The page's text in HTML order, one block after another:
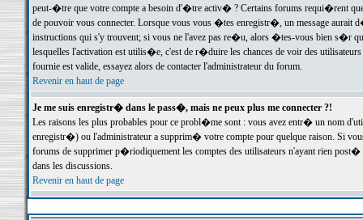
peut-�tre que votre compte a besoin d'�tre activ� ? Certains forums requi�rent
de pouvoir vous connecter. Lorsque vous vous �tes enregistr�, un message aurait
instructions qui s'y trouvent; si vous ne l'avez pas re�u, alors �tes-vous bien s�r
lesquelles l'activation est utilis�e, c'est de r�duire les chances de voir des
fournie est valide, essayez alors de contacter l'administrateur du forum.
Revenir en haut de page
Je me suis enregistr� dans le pass�, mais ne peux plus me connecter ?!
Les raisons les plus probables pour ce probl�me sont : vous avez entr� un nom
enregistr�) ou l'administrateur a supprim� votre compte pour quelque raison. Si
forums de supprimer p�riodiquement les comptes des utilisateurs n'ayant rien
dans les discussions.
Revenir en haut de page